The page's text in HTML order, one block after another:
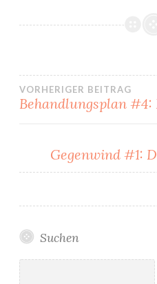
VORHERIGER BEITRAG
Behandlungsplan
Gegenwind #1:
Suchen